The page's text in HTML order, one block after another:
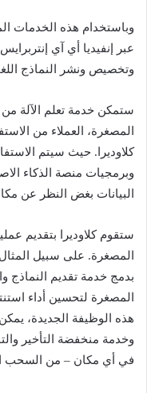
وباستخدام هذه الخدمات
عبر إنفيديا أي آي
وتخصيص ونشر النماذج
ستمكن خدمة تعلم الآلة من
المصغرة، العملاء من
كلاوديرا. حيث سيتم
وبرمجيات منصة الذكاء
البيانات بغض النظر عن
ستقوم كلاوديرا بتقديم
المصغرة. على سبيل
بدمج خدمة تقديم النماذج
المصغرة لتحسين أداء
هذه الوظيفة الجديدة،
وخدمة منخفضة التأخير
في أي مكان – من السحب